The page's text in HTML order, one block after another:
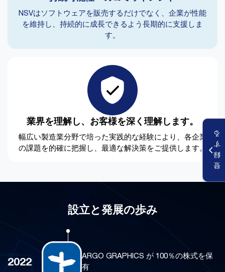
NSVはソフトウェアを販売するだけでなく、企業が性能
を維持し、持続的に成長できるよう長期的に支援しま
す。
業界を理解し、お客様を深く理解します。
幅広い製造業分野で培った実践的な経験により、各企業
の課題を的確に把握し、最適な解決策をご提供します。
設立と発展の歩み
2022
ARGO GRAPHICS が 100％の株式を保
有
登
録
す
る